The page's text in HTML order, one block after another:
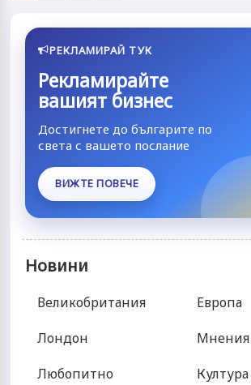
РЕКЛАМИРАЙ ТУК
Рекламирайте
вашият бизнес
Достигнете до българите по
света с вашето послание
ВИЖТЕ ПОВЕЧЕ
Новини
Великобритания
Лондон
Любопитно
Европа
Мнения
Култура